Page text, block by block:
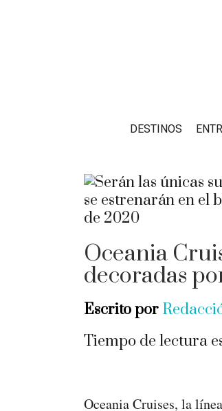
DESTINOS
Oceania
decoradas
Escrito por
Tiempo de lectura
Oceania Cruises, la